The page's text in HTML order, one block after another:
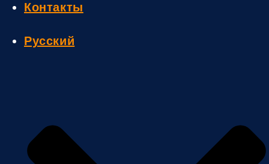
Контакты
Русский